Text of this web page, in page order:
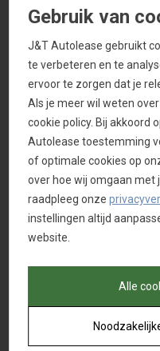
van de internetsite,
de rechthebbende,
te
te gebruiken,
maken.
Privacyverklaring
J&T Autolease
ervoor dat met uw
vertrouwelijk en
Uw
het afsluiten en
betreffende de
aanbieden en
samenhangende
worden zij verwerkt
Gebruik van
J&T Autolease gebruikt
te verbeteren en te
ervoor te zorgen dat je
Als je meer wil weten
cookie policy. Bij akkoord
Autolease toestemming
of optimale cookies op
over hoe wij omgaan met
raadpleeg onze
instellingen altijd
website.
Alle